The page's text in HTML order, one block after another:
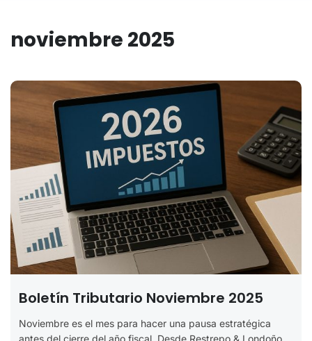
noviembre 2025
Boletín Tributario Noviembre 2025
Noviembre es el mes para hacer una pausa estratégica
antes del cierre del año fiscal. Desde Restrepo & Londoño